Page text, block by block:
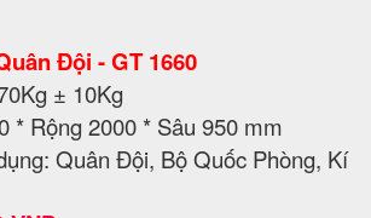
Đội - GT 1660
± 10Kg
* Rộng 2000 * Sâu 950 mm
Quân Đội, Bộ Quốc Phòng, Kí